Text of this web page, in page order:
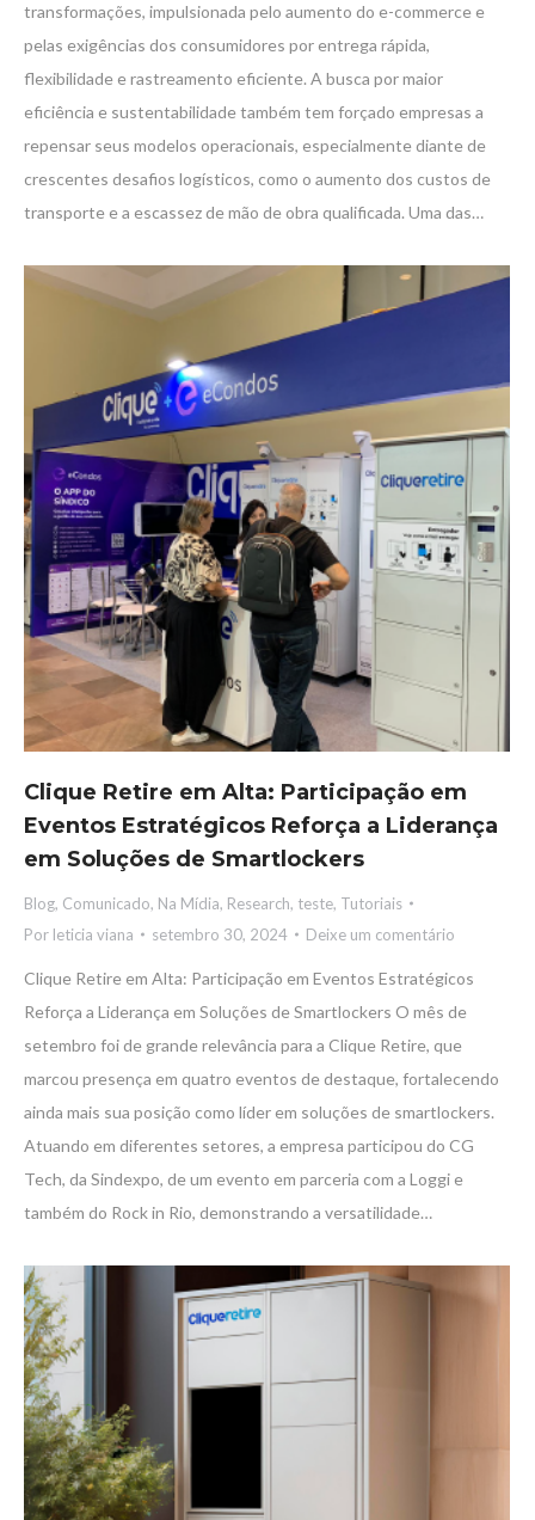
transformações, impulsionada pelo aumento do e-commerce e
pelas exigências dos consumidores por entrega rápida,
flexibilidade e rastreamento eficiente. A busca por maior
eficiência e sustentabilidade também tem forçado empresas a
repensar seus modelos operacionais, especialmente diante de
crescentes desafios logísticos, como o aumento dos custos de
transporte e a escassez de mão de obra qualificada. Uma das…
Clique Retire em Alta: Participação em
Eventos Estratégicos Reforça a Liderança
em Soluções de Smartlockers
Blog, Comunicado, Na Mídia, Research, teste, Tutoriais
Por leticia viana setembro 30, 2024 Deixe um comentário
Clique Retire em Alta: Participação em Eventos Estratégicos
Reforça a Liderança em Soluções de Smartlockers O mês de
setembro foi de grande relevância para a Clique Retire, que
marcou presença em quatro eventos de destaque, fortalecendo
ainda mais sua posição como líder em soluções de smartlockers.
Atuando em diferentes setores, a empresa participou do CG
Tech, da Sindexpo, de um evento em parceria com a Loggi e
também do Rock in Rio, demonstrando a versatilidade…